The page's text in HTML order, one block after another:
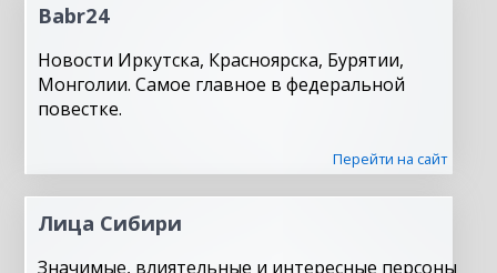
Babr24
Новости Иркутска, Красноярска, Бурятии,
Монголии. Самое главное в федеральной
повестке.
Перейти на сайт
Лица Сибири
Значимые, влиятельные и интересные персоны